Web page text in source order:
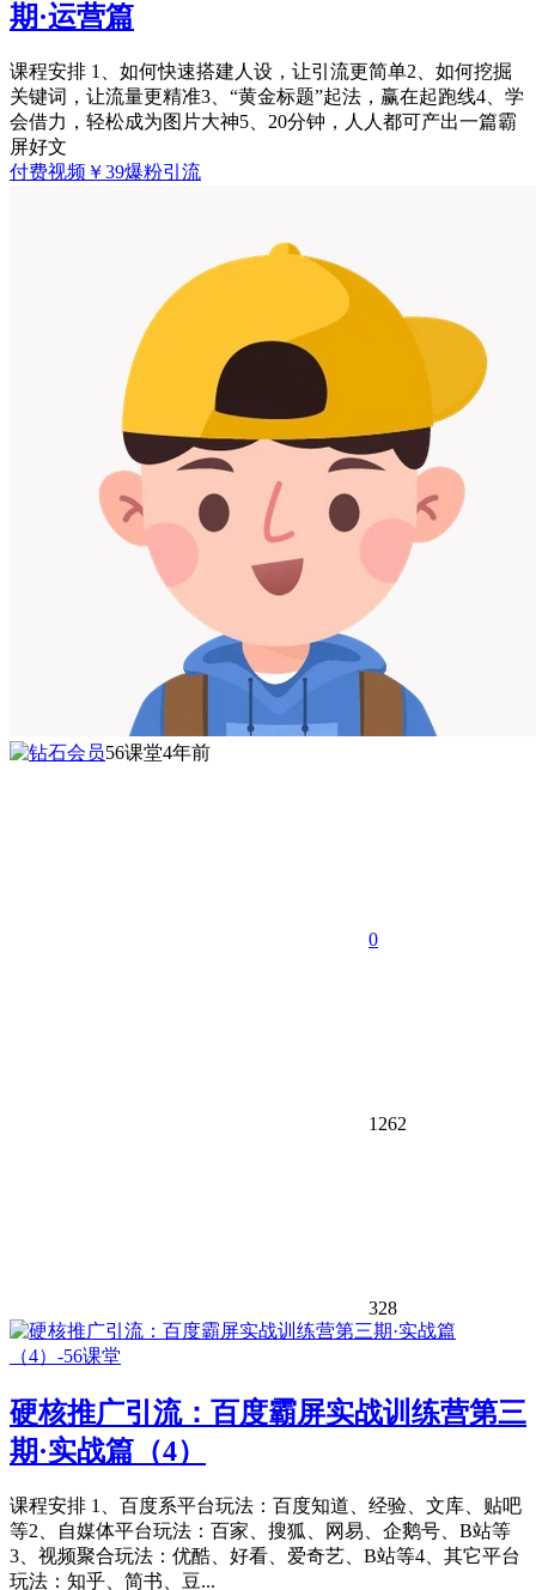
期·运营篇
课程安排 1、如何快速搭建人设，让引流更简单2、如何挖掘
关键词，让流量更精准3、“黄金标题”起法，赢在起跑线4、学
会借力，轻松成为图片大神5、20分钟，人人都可产出一篇霸
屏好文
付费视频 ￥39爆粉引流
56课堂4年前
0
1262
328
硬核推广引流：百度霸屏实战训练营第三
期·实战篇（4）
课程安排 1、百度系平台玩法：百度知道、经验、文库、贴吧
等2、自媒体平台玩法：百家、搜狐、网易、企鹅号、B站等
3、视频聚合玩法：优酷、好看、爱奇艺、B站等4、其它平台
玩法：知乎、简书、豆...